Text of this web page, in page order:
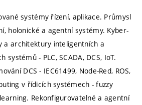
systémy řízení, aplikace. Průmysl
holonické a agentní systémy. Kyber-
a architektury inteligentních a
systémů - PLC, SCADA, DCS, IoT.
DCS - IEC61499, Node-Red, ROS,
v řídicích systémech - fuzzy
Rekonfigurovatelné a agentní